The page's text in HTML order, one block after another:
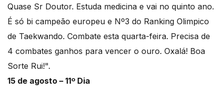
Quase Sr Doutor. Estuda medicina e vai no quinto ano.
É só bi campeão europeu e Nº3 do Ranking Olimpico
de Taekwando. Combate esta quarta-feira. Precisa de
4 combates ganhos para vencer o ouro. Oxalá! Boa
Sorte Rui!".
15 de agosto – 11º Dia